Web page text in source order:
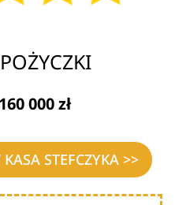
000 zł
STEFCZYKA >>